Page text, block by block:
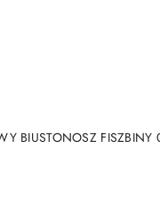
BIUSTONOSZ FISZBINY